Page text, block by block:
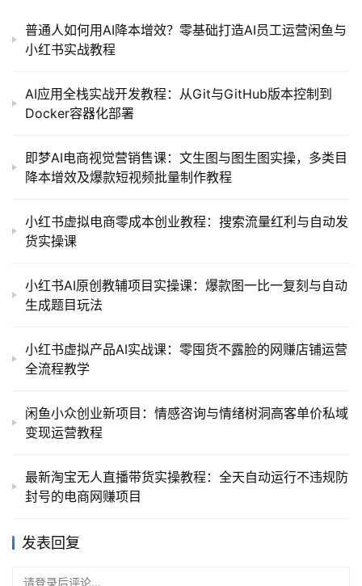
普通人如何用AI降本增效？零基础打造AI员工运营闲鱼与
小红书实战教程
AI应用全栈实战开发教程：从Git与GitHub版本控制到
Docker容器化部署
即梦AI电商视觉营销售课：文生图与图生图实操，多类目
降本增效及爆款短视频批量制作教程
小红书虚拟电商零成本创业教程：搜索流量红利与自动发
货实操课
小红书AI原创教辅项目实操课：爆款图一比一复刻与自动
生成题目玩法
小红书虚拟产品AI实战课：零囤货不露脸的网赚店铺运营
全流程教学
闲鱼小众创业新项目：情感咨询与情绪树洞高客单价私域
变现运营教程
最新淘宝无人直播带货实操教程：全天自动运行不违规防
封号的电商网赚项目
发表回复
请登录后评论...